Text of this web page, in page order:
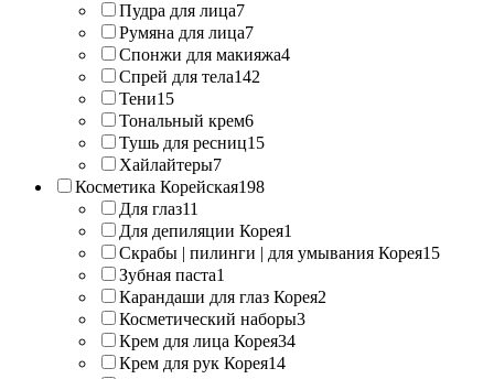
Пудра для лица7
Румяна для лица7
Спонжи для макияжа4
Спрей для тела142
Тени15
Тональный крем6
Тушь для ресниц15
Хайлайтеры7
Косметика Корейская198
Для глаз11
Для депиляции Корея1
Скрабы | пилинги | для умывания Корея15
Зубная паста1
Карандаши для глаз Корея2
Косметический наборы3
Крем для лица Корея34
Крем для рук Корея14